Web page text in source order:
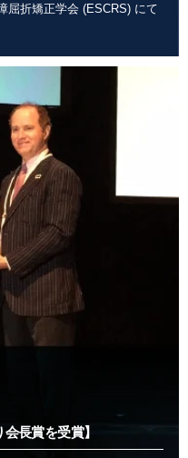
屈折矯正学会 (ESCRS) にて
長賞を受賞】